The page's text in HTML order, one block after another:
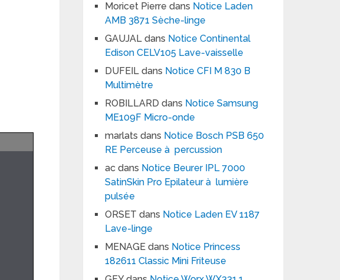
Moricet Pierre dans Notice Laden
AMB 3871 Sèche-linge
GAUJAL dans Notice Continental
Edison CELV105 Lave-vaisselle
DUFEIL dans Notice CFI M 830 B
Multimètre
ROBILLARD dans Notice Samsung
ME109F Micro-onde
marlats dans Notice Bosch PSB 650
RE Perceuse à percussion
ac dans Notice Beurer IPL 7000
SatinSkin Pro Epilateur à lumière
pulsée
ORSET dans Notice Laden EV 1187
Lave-linge
MENAGE dans Notice Princess
182611 Classic Mini Friteuse